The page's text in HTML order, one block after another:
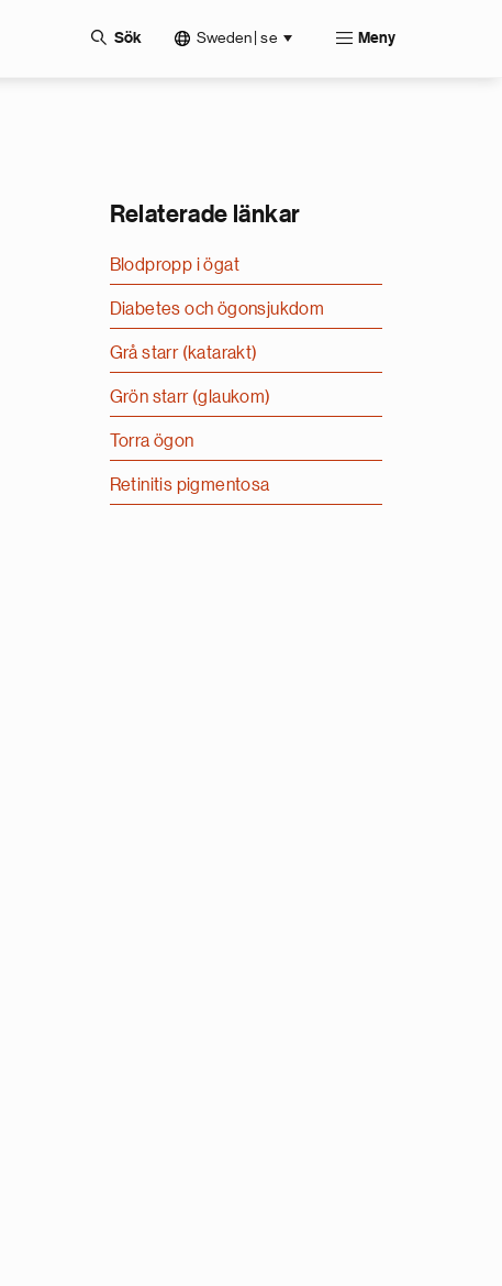
Sök Sweden | se Meny
Relaterade länkar
Blodpropp i ögat
Diabetes och ögonsjukdom
Grå starr (katarakt)
Grön starr (glaukom)
Torra ögon
Retinitis pigmentosa